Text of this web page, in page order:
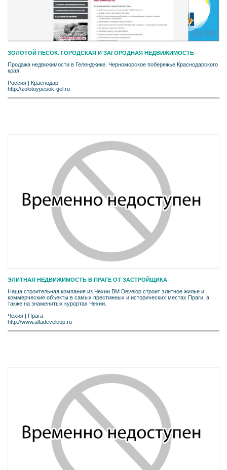
ЗОЛОТОЙ ПЕСОК. ГОРОДСКАЯ И ЗАГОРОДНАЯ НЕДВИЖИМОСТЬ
Продажа недвижимости в Геленджике. Черноморское побережье Краснодарского
края.
Россия | Краснодар
http://zolotoypesok-gel.ru
ЭЛИТНАЯ НЕДВИЖИМОСТЬ В ПРАГЕ ОТ ЗАСТРОЙЩИКА
Наша строительная компания из Чехии BM Develop строит элитное жилье и
коммерческие объекты в самых престижных и исторических местах Праги, а
также на знаменитых курортах Чехии.
Чехия | Прага
http://www.alfadeveleop.ru